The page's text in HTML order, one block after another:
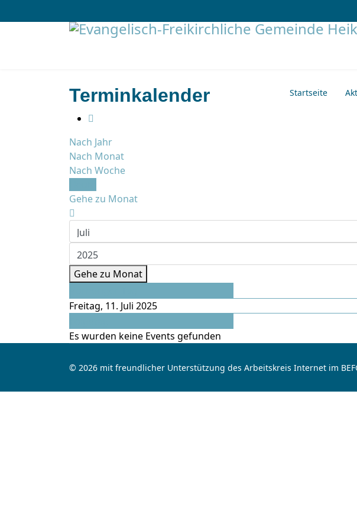
Startseite
Terminkalender
Nach Jahr
Nach Monat
Nach Woche
Gehe zu Monat
Gehe zu Monat
Freitag, 11. Juli 2025
Es wurden keine Events gefunden
© 2026 mit freundlicher Unterstützung des Arbeitskreis Internet im